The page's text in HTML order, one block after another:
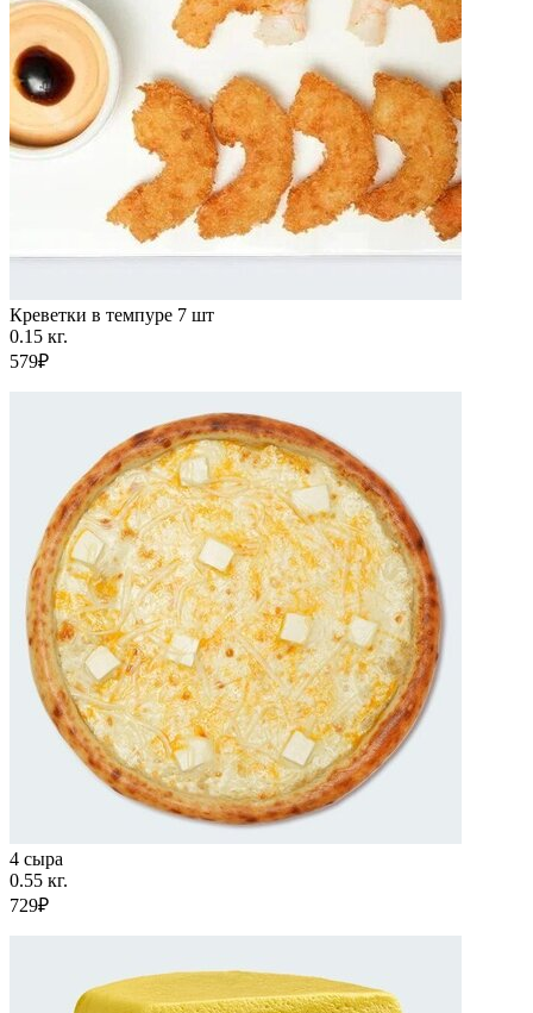
Креветки в темпуре 7 шт
0.15 кг.
579₽
4 сыра
0.55 кг.
729₽